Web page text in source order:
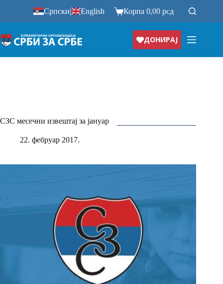
Српски| English Корпа0,00рсд
ДОНИРАЈ
СЗС месечни извештај за јануар
22. фебруар 2017.